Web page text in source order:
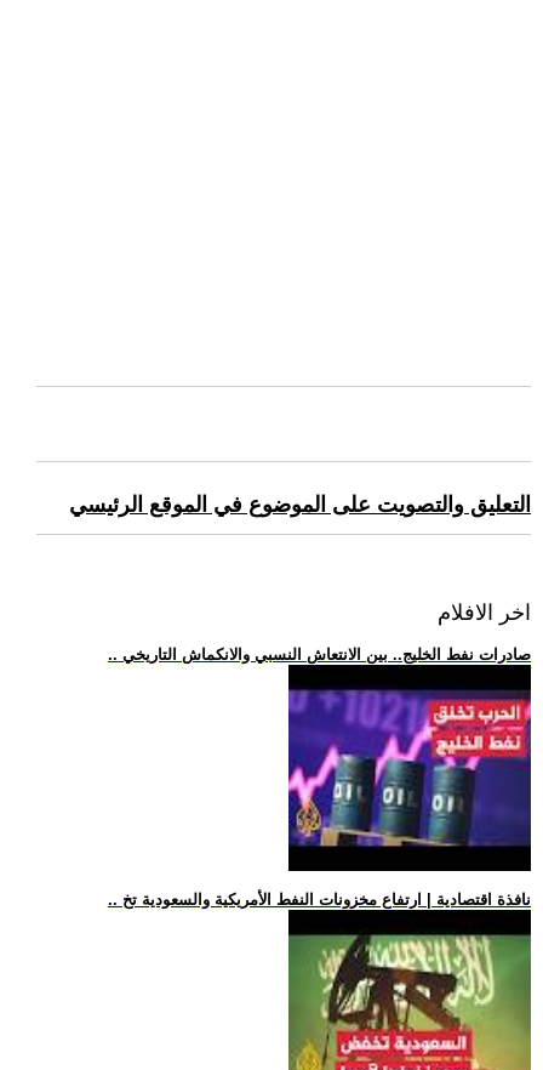
التعليق والتصويت على الموضوع في الموقع الرئيسي
اخر الافلام
.. صادرات نفط الخليج.. بين الانتعاش النسبي والانكماش التاريخي
.. نافذة اقتصادية | ارتفاع مخزونات النفط الأمريكية والسعودية تخ